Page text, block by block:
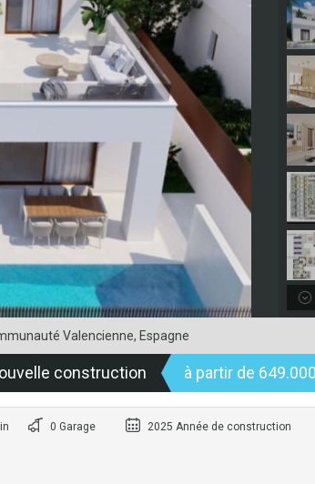
Valencienne, Espagne
construction à partir de
0 Garage 2025 Année de construction